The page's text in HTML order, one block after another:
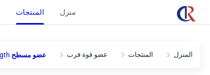
منزل المنتجات
المنزل المنتجات عضو قوة فرب عضو مسطح FRP Strength للكابل البصري 1.5 * 4.5mm